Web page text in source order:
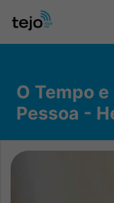
O Tempo e
Pessoa -